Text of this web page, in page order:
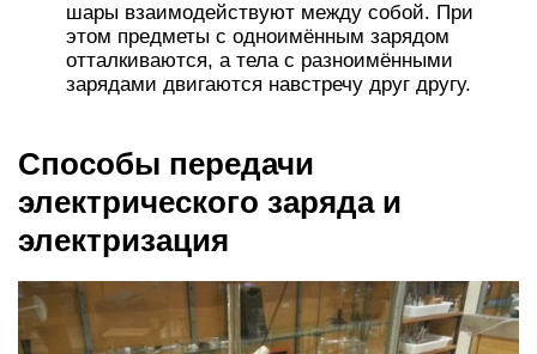
шары взаимодействуют между собой. При
этом предметы с одноимённым зарядом
отталкиваются, а тела с разноимёнными
зарядами двигаются навстречу друг другу.
Способы передачи
электрического заряда и
электризация